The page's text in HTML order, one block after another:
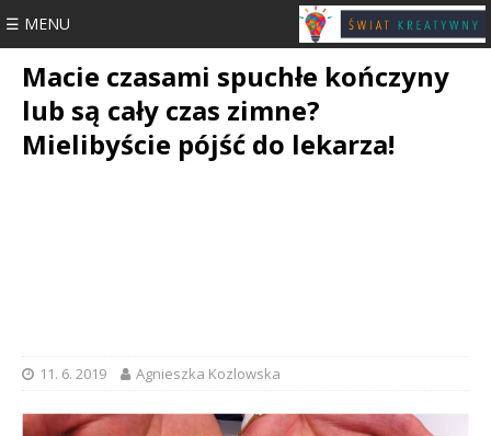
☰ MENU
Macie czasami spuchłe kończyny
lub są cały czas zimne?
Mielibyście pójść do lekarza!
11. 6. 2019 Agnieszka Kozlowska